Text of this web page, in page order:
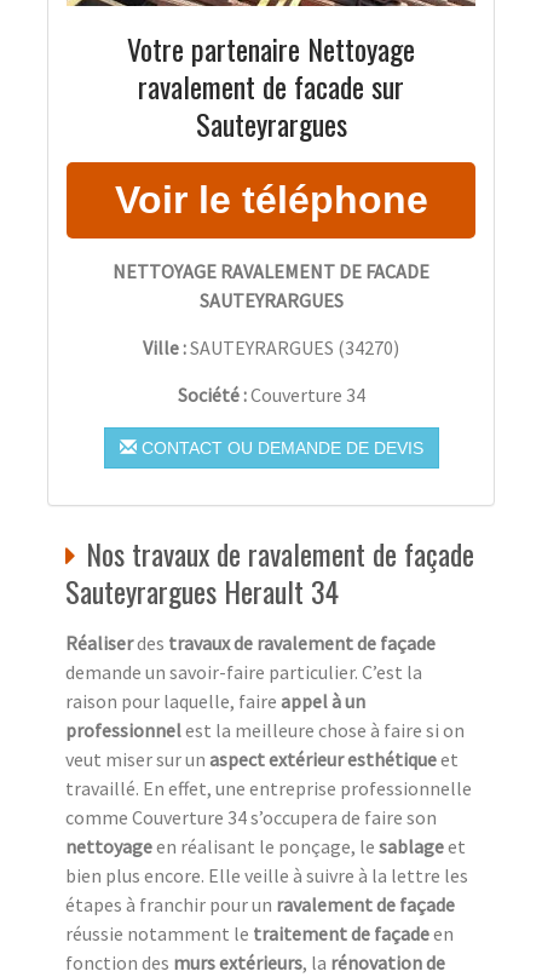
Votre partenaire Nettoyage
ravalement de facade sur
Sauteyrargues
NETTOYAGE RAVALEMENT DE FACADE
SAUTEYRARGUES
Ville :SAUTEYRARGUES (34270)
Société :Couverture 34
CONTACT OU DEMANDE DE DEVIS
Nos travaux de ravalement de façade
Sauteyrargues Herault 34
Réaliserdes travaux de ravalement de façade
demande un savoir-faire particulier. C’est la
raison pour laquelle, faire appel à un
professionnelest la meilleure chose à faire si on
veut miser sur un aspect extérieur esthétiqueet
travaillé. En effet, une entreprise professionnelle
comme Couverture 34 s’occupera de faire son
nettoyageen réalisant le ponçage, le sablageet
bien plus encore. Elle veille à suivre à la lettre les
étapes à franchir pour un ravalement de façade
réussie notamment le traitement de façadeen
fonction des murs extérieurs, la rénovation de